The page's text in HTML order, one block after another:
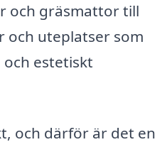
och gräsmattor till
och uteplatser som
estetiskt
och därför är det en